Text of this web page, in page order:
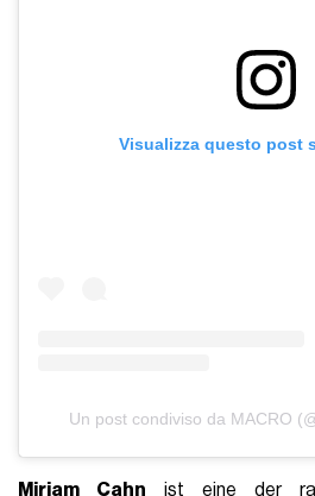
Visualizza questo post
Un post condiviso da MACRO
Miriam Cahn ist eine der